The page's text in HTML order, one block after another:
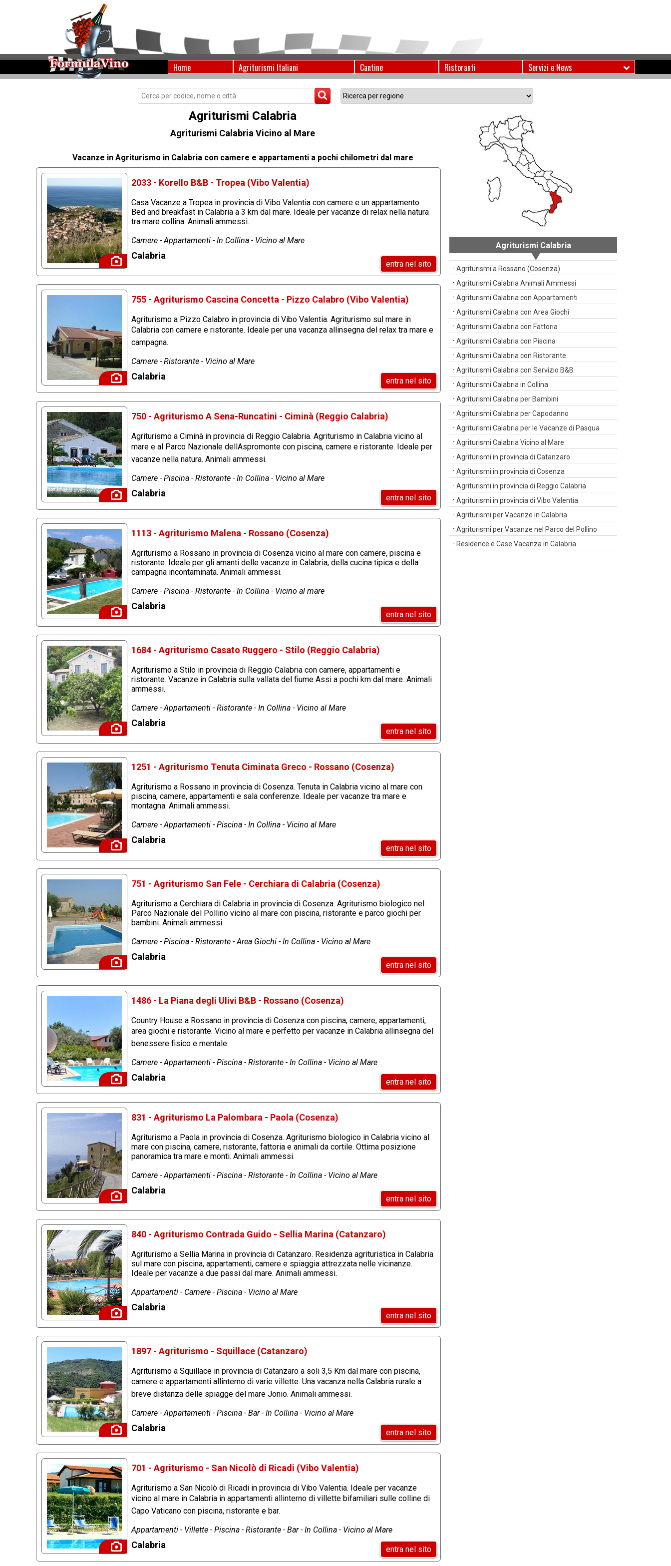
Home Agriturismi Italiani Cantine Ristoranti Servizi e News
Agriturismi Calabria
Agriturismi Calabria Vicino al Mare
Vacanze in Agriturismo in Calabria con camere e appartamenti a pochi chilometri dal mare
2033 - Korello B&B - Tropea (Vibo Valentia)
Casa Vacanze a Tropea in provincia di Vibo Valentia con camere e un appartamento.
Bed and breakfast in Calabria a 3 km dal mare. Ideale per vacanze di relax nella natura
tra mare collina. Animali ammessi.
Camere - Appartamenti - In Collina - Vicino al Mare
Calabria
entra nel sito
755 - Agriturismo Cascina Concetta - Pizzo Calabro (Vibo Valentia)
Agriturismo a Pizzo Calabro in provincia di Vibo Valentia. Agriturismo sul mare in
Calabria con camere e ristorante. Ideale per una vacanza allinsegna del relax tra mare e
campagna.
Camere - Ristorante - Vicino al Mare
Calabria entra nel sito
750 - Agriturismo A Sena-Runcatini - Ciminà (Reggio Calabria)
Agriturismo a Ciminà in provincia di Reggio Calabria. Agriturismo in Calabria vicino al
mare e al Parco Nazionale dellAspromonte con piscina, camere e ristorante. Ideale per
vacanze nella natura. Animali ammessi.
Camere - Piscina - Ristorante - In Collina - Vicino al Mare
Calabria entra nel sito
1113 - Agriturismo Malena - Rossano (Cosenza)
Agriturismo a Rossano in provincia di Cosenza vicino al mare con camere, piscina e
ristorante. Ideale per gli amanti delle vacanze in Calabria, della cucina tipica e della
campagna incontaminata. Animali ammessi.
Camere - Piscina - Ristorante - In Collina - Vicino al mare
Calabria
entra nel sito
1684 - Agriturismo Casato Ruggero - Stilo (Reggio Calabria)
Agriturismo a Stilo in provincia di Reggio Calabria con camere, appartamenti e
ristorante. Vacanze in Calabria sulla vallata del fiume Assi a pochi km dal mare. Animali
ammessi.
Camere - Appartamenti - Ristorante - In Collina - Vicino al Mare
Calabria
entra nel sito
1251 - Agriturismo Tenuta Ciminata Greco - Rossano (Cosenza)
Agriturismo a Rossano in provincia di Cosenza. Tenuta in Calabria vicino al mare con
piscina, camere, appartamenti e sala conferenze. Ideale per vacanze tra mare e
montagna. Animali ammessi.
Camere - Appartamenti - Piscina - In Collina - Vicino al Mare
Calabria
entra nel sito
751 - Agriturismo San Fele - Cerchiara di Calabria (Cosenza)
Agriturismo a Cerchiara di Calabria in provincia di Cosenza. Agriturismo biologico nel
Parco Nazionale del Pollino vicino al mare con piscina, ristorante e parco giochi per
bambini. Animali ammessi.
Camere - Piscina - Ristorante - Area Giochi - In Collina - Vicino al Mare
Calabria
entra nel sito
1486 - La Piana degli Ulivi B&B - Rossano (Cosenza)
Country House a Rossano in provincia di Cosenza con piscina, camere, appartamenti,
area giochi e ristorante. Vicino al mare e perfetto per vacanze in Calabria allinsegna del
benessere fisico e mentale.
Camere - Appartamenti - Piscina - Ristorante - In Collina - Vicino al Mare
Calabria entra nel sito
831 - Agriturismo La Palombara - Paola (Cosenza)
Agriturismo a Paola in provincia di Cosenza. Agriturismo biologico in Calabria vicino al
mare con piscina, camere, ristorante, fattoria e animali da cortile. Ottima posizione
panoramica tra mare e monti. Animali ammessi.
Camere - Appartamenti - Piscina - Ristorante - In Collina - Vicino al Mare
Calabria
entra nel sito
840 - Agriturismo Contrada Guido - Sellia Marina (Catanzaro)
Agriturismo a Sellia Marina in provincia di Catanzaro. Residenza agrituristica in Calabria
sul mare con piscina, appartamenti, camere e spiaggia attrezzata nelle vicinanze.
Ideale per vacanze a due passi dal mare. Animali ammessi.
Appartamenti - Camere - Piscina - Vicino al Mare
Calabria
entra nel sito
1897 - Agriturismo - Squillace (Catanzaro)
Agriturismo a Squillace in provincia di Catanzaro a soli 3,5 Km dal mare con piscina,
camere e appartamenti allinterno di varie villette. Una vacanza nella Calabria rurale a
breve distanza delle spiagge del mare Jonio. Animali ammessi.
Camere - Appartamenti - Piscina - Bar - In Collina - Vicino al Mare
Calabria entra nel sito
701 - Agriturismo - San Nicolò di Ricadi (Vibo Valentia)
Agriturismo a San Nicolò di Ricadi in provincia di Vibo Valentia. Ideale per vacanze
vicino al mare in Calabria in appartamenti allinterno di villette bifamiliari sulle colline di
Capo Vaticano con piscina, ristorante e bar.
Appartamenti - Villette - Piscina - Ristorante - Bar - In Collina - Vicino al Mare
Calabria entra nel sito
Agriturismi Calabria
Agriturismi a Rossano (Cosenza)
Agriturismi Calabria Animali Ammessi
Agriturismi Calabria con Appartamenti
Agriturismi Calabria con Area Giochi
Agriturismi Calabria con Fattoria
Agriturismi Calabria con Piscina
Agriturismi Calabria con Ristorante
Agriturismi Calabria con Servizio B&B
Agriturismi Calabria in Collina
Agriturismi Calabria per Bambini
Agriturismi Calabria per Capodanno
Agriturismi Calabria per le Vacanze di Pasqua
Agriturismi Calabria Vicino al Mare
Agriturismi in provincia di Catanzaro
Agriturismi in provincia di Cosenza
Agriturismi in provincia di Reggio Calabria
Agriturismi in provincia di Vibo Valentia
Agriturismi per Vacanze in Calabria
Agriturismi per Vacanze nel Parco del Pollino
Residence e Case Vacanza in Calabria